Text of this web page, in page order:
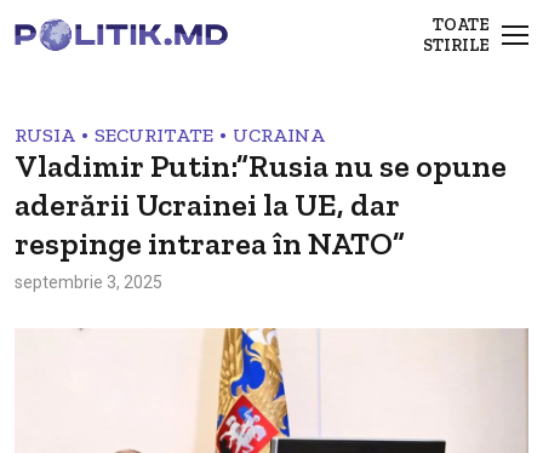
TOATE
STIRILE
RUSIA • SECURITATE • UCRAINA
Vladimir Putin:”Rusia nu se opune
aderării Ucrainei la UE, dar
respinge intrarea în NATO”
septembrie 3, 2025